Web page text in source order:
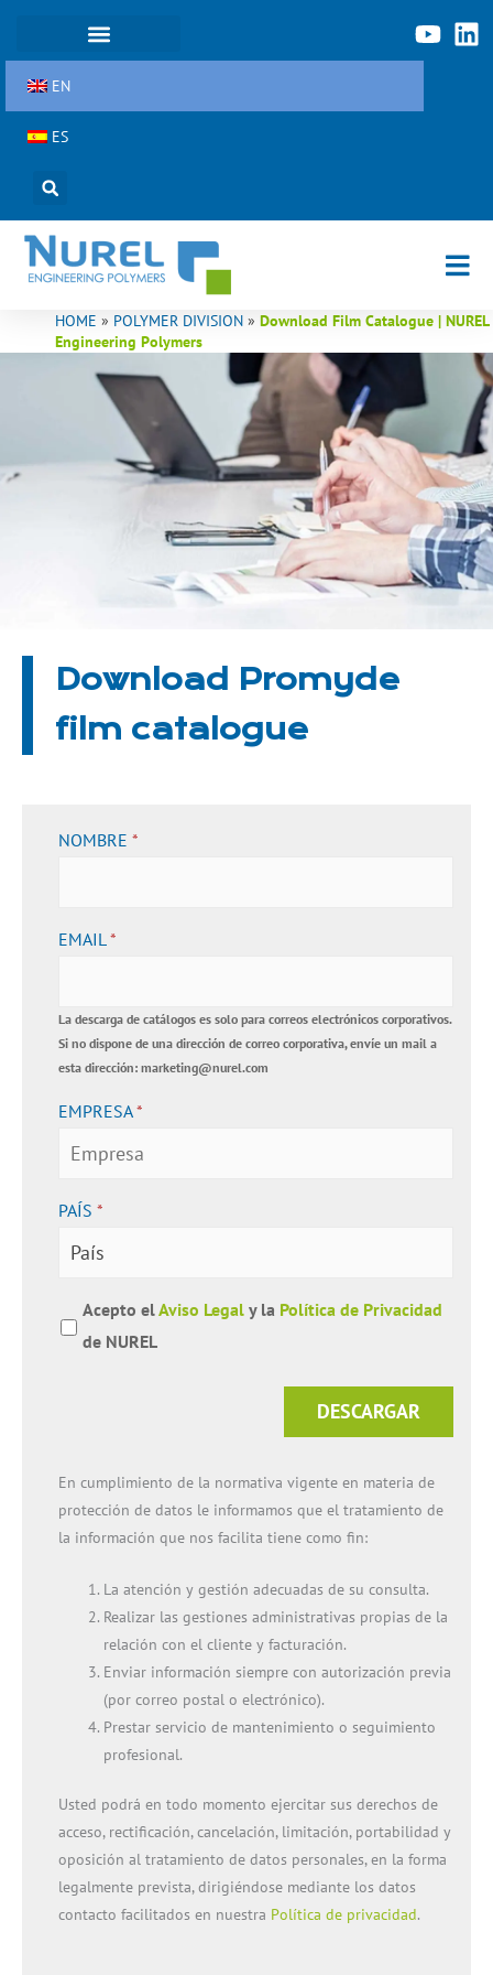
content
EN
ES
HOME » POLYMER DIVISION » Download Film Catalogue | NUREL
Engineering Polymers
Download Promyde
film catalogue
NOMBRE *
EMAIL*
La descarga de catálogos es solo para correos electrónicos corporativos.
Si no dispone de una dirección de correo corporativa, envíe un mail a
esta dirección: marketing@nurel.com
EMPRESA*
PAÍS *
Acepto elAviso Legal y la Política de Privacidad
de NUREL
DESCARGAR
En cumplimiento de la normativa vigente en materia de
protección de datos le informamos que el tratamiento de
la información que nos facilita tiene como fin:
La atención y gestión adecuadas de su consulta.
Realizar las gestiones administrativas propias de la
relación con el cliente y facturación.
Enviar información siempre con autorización previa
(por correo postal o electrónico).
Prestar servicio de mantenimiento o seguimiento
profesional.
Usted podrá en todo momento ejercitar sus derechos de
acceso, rectificación, cancelación, limitación, portabilidad y
oposición al tratamiento de datos personales, en la forma
legalmente prevista, dirigiéndose mediante los datos
contacto facilitados en nuestra Política de privacidad.